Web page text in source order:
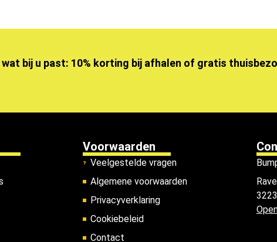
wat bij u past: 10% korting bij afhalen of gratis
Voorwaarden
Veelgestelde vragen
Algemene voorwaarden
Privacyverklaring
Cookiebeleid
Contact